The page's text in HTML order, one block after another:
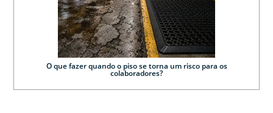
O que fazer quando o piso se torna um risco para os
colaboradores?